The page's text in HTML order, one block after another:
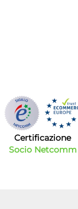
Certificazione
Socio Netcomm